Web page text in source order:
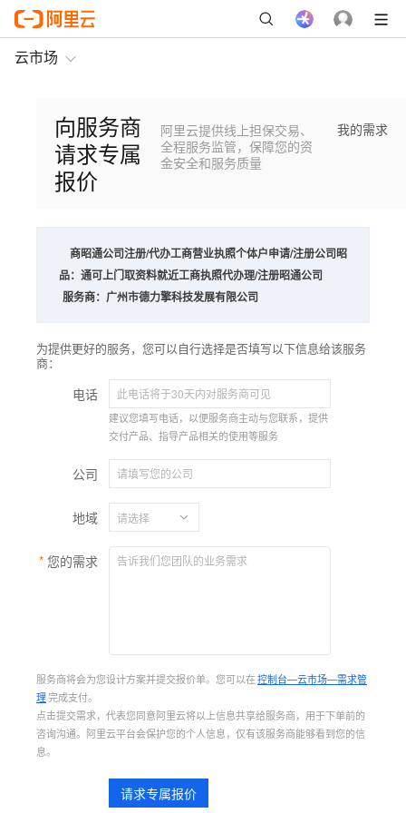
云市场
向服务商
请求专属
报价
阿里云提供线上担保交易、
全程服务监管，保障您的资
金安全和服务质量
我的需求
商
品：
昭通公司注册/代办工商营业执照个体户申请/注册公司昭
通可上门取资料就近工商执照代办理/注册昭通公司
服务商： 广州市德力擎科技发展有限公司
为提供更好的服务，您可以自行选择是否填写以下信息给该服务
商：
电话
建议您填写电话，以便服务商主动与您联系，提供
交付产品、指导产品相关的使用等服务
公司
地域
您的需求
服务商将会为您设计方案并提交报价单。您可以在控制台—云市场—需求管
理完成支付。
点击提交需求，代表您同意阿里云将以上信息共享给服务商，用于下单前的
咨询沟通。阿里云平台会保护您的个人信息，仅有该服务商能够看到您的信
息。
请求专属报价